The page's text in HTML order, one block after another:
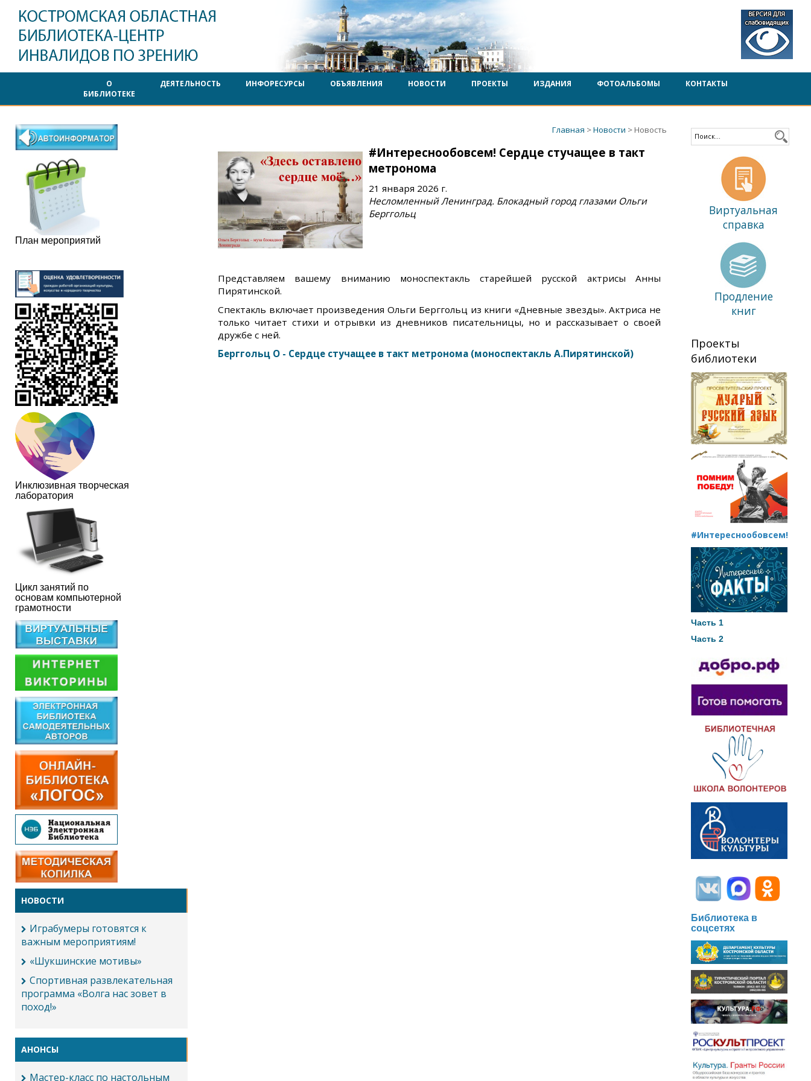
О
БИБЛИОТЕКЕ
ДЕЯТЕЛЬНОСТЬ ИНФОРЕСУРСЫ ОБЪЯВЛЕНИЯ НОВОСТИ ПРОЕКТЫ ИЗДАНИЯ ФОТОАЛЬБОМЫ КОНТАКТЫ
План мероприятий
Инклюзивная творческая
лаборатория
Цикл занятий по
основам компьютерной
грамотности
НОВОСТИ
Играбумеры готовятся к
важным мероприятиям!
«Шукшинские мотивы»
Спортивная развлекательная
программа «Волга нас зовет в
поход!»
АНОНСЫ
Мастер-класс по настольным
Главная >Новости > Новость
#Интереснообовсем! Сердце стучащее в такт
метронома
21 января 2026 г.
Несломленный Ленинград. Блокадный город глазами Ольги
Берггольц
Представляем вашему вниманию моноспектакль старейшей русской актрисы Анны
Пирятинской.
Спектакль включает произведения Ольги Берггольц из книги «Дневные звезды». Актриса не
только читает стихи и отрывки из дневников писательницы, но и рассказывает о своей
дружбе с ней.
Берггольц О - Сердце стучащее в такт метронома (моноспектакль А.Пирятинской)
Виртуальная
справка
Продление
книг
Проекты
библиотеки
#Интереснообовсем!
Часть 1
Часть 2
Библиотека в
соцсетях